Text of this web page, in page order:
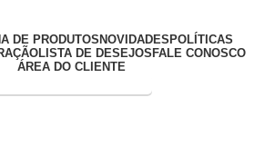
DE PRODUTOSNOVIDADES POLÍTICAS
LISTA DE DESEJOS FALE CONOSCO
ÁREA DO CLIENTE